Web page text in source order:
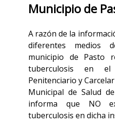
Municipio de
A razón de la
diferentes medios
municipio de Pasto
tuberculosis en el
Penitenciario y
Municipal de Salud
informa que NO
tuberculosis en dicha